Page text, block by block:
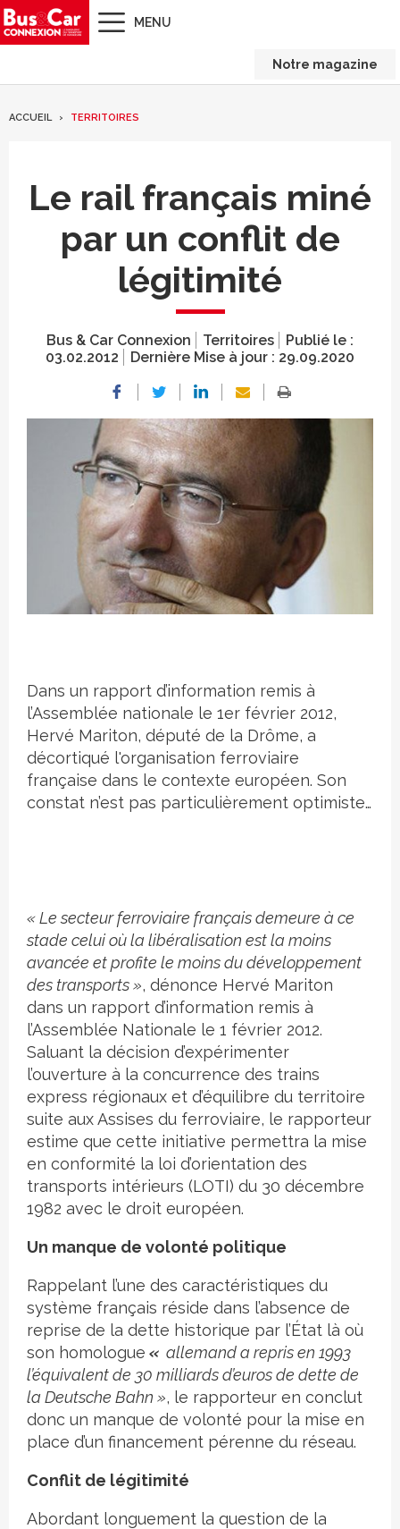
MENU
Notre magazine
ACCUEIL TERRITOIRES
Le rail français miné
par un conflit de
légitimité
Bus & Car Connexion Territoires
Publié le :
03.02.2012
Dernière Mise à jour : 29.09.2020
Dans un rapport d’information remis à
l’Assemblée nationale le 1er février 2012,
Hervé Mariton, député de la Drôme, a
décortiqué l'organisation ferroviaire
française dans le contexte européen. Son
constat n’est pas particulièrement optimiste…
« Le secteur ferroviaire français demeure à ce
stade celui où la libéralisation est la moins
avancée et profite le moins du développement
des transports », dénonce Hervé Mariton
dans un rapport d’information remis à
l’Assemblée Nationale le 1 février 2012.
Saluant la décision d’expérimenter
l’ouverture à la concurrence des trains
express régionaux et d’équilibre du territoire
suite aux Assises du ferroviaire, le rapporteur
estime que cette initiative permettra la mise
en conformité la loi d’orientation des
transports intérieurs (LOTI) du 30 décembre
1982 avec le droit européen.
Un manque de volonté politique
Rappelant l’une des caractéristiques du
système français réside dans l’absence de
reprise de la dette historique par l’État là où
son homologue « allemand a repris en 1993
l’équivalent de 30 milliards d’euros de dette de
la Deutsche Bahn », le rapporteur en conclut
donc un manque de volonté pour la mise en
place d’un financement pérenne du réseau.
Conflit de légitimité
Abordant longuement la question de la